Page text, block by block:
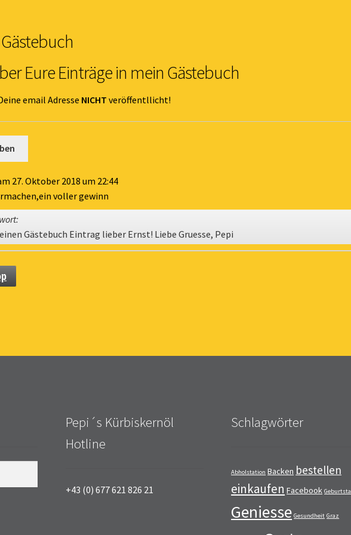
Eure Einträge in mein Gästebuch
email Adresse NICHT veröffentllicht!
27. Oktober 2018 um 22:44
voller gewinn
Gästebuch Eintrag lieber Ernst! Liebe Gruesse, Pepi
Pepi´s Kürbiskernöl
Hotline
+43 (0) 677 621 826 21
Schlagwörter
Abholstation Backen bestellen
einkaufen Facebook
Geniesse Gesundheit Graz